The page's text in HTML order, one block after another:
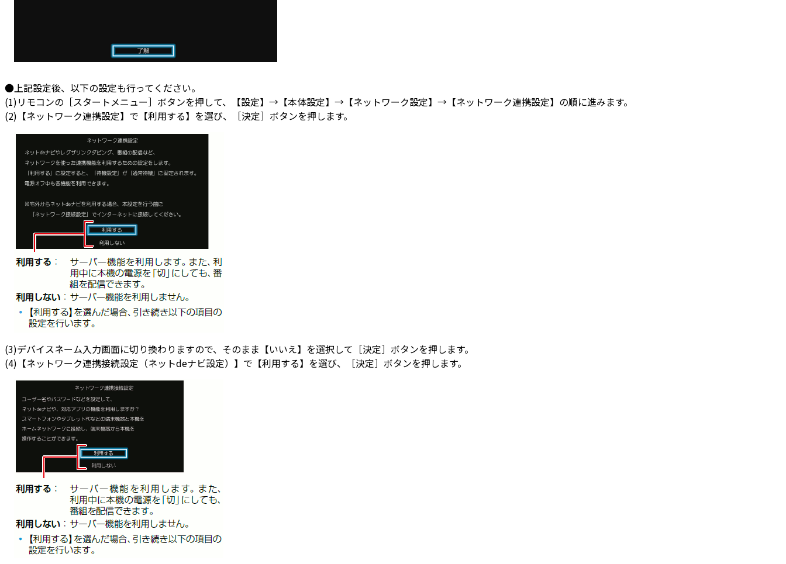
●上記設定後、以下の設定も行ってください。
(1)リモコンの［スタートメニュー］ボタンを押して、【設定】→【本体設定】→【ネットワーク設定】→【ネットワーク連携設定】の順に進みます。
(2)【ネットワーク連携設定】で【利用する】を選び、［決定］ボタンを押します。
(3)デバイスネーム入力画面に切り換わりますので、そのまま【いいえ】を選択して［決定］ボタンを押します。
(4)【ネットワーク連携接続設定（ネットdeナビ設定）】で【利用する】を選び、［決定］ボタンを押します。